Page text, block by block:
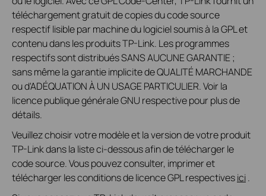
téléchargement gratuit de copies du code source
respectif lisible par machine du logiciel soumis à la GPL et
contenu dans les produits TP-Link. Les programmes
respectifs sont distribués SANS AUCUNE GARANTIE ;
sans même la garantie implicite de QUALITÉ MARCHANDE
ou d'ADÉQUATION À UN USAGE PARTICULIER. Voir la
licence publique générale GNU respective pour plus de
détails.
Veuillez choisir votre modèle et la version de votre produit
TP-Link dans la liste ci-dessous afin de télécharger le
code source. Vous pouvez consulter, imprimer et
télécharger les conditions de licence GPL respectivesici.